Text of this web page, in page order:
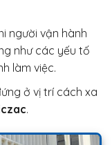
người vận hành
như các yếu tố
làm việc.
ở vị trí cách xa
.